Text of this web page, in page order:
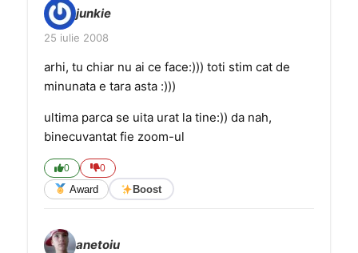
junkie
25 iulie 2008
arhi, tu chiar nu ai ce face:))) toti stim cat de
minunata e tara asta :)))
ultima parca se uita urat la tine:)) da nah,
binecuvantat fie zoom-ul
0 0
Award Boost
anetoiu